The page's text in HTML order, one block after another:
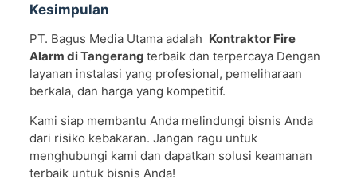
Kesimpulan
PT. Bagus Media Utama adalah Kontraktor Fire
Alarm di Tangerang terbaik dan terpercaya Dengan
layanan instalasi yang profesional, pemeliharaan
berkala, dan harga yang kompetitif.
Kami siap membantu Anda melindungi bisnis Anda
dari risiko kebakaran. Jangan ragu untuk
menghubungi kami dan dapatkan solusi keamanan
terbaik untuk bisnis Anda!